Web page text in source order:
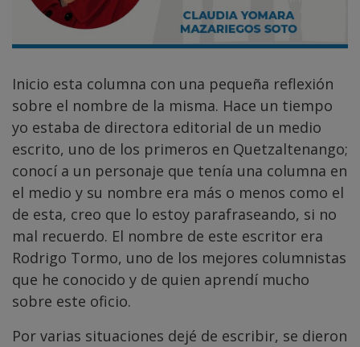
Inicio esta columna con una pequeña reflexión
sobre el nombre de la misma. Hace un tiempo
yo estaba de directora editorial de un medio
escrito, uno de los primeros en Quetzaltenango;
conocí a un personaje que tenía una columna en
el medio y su nombre era más o menos como el
de esta, creo que lo estoy parafraseando, si no
mal recuerdo. El nombre de este escritor era
Rodrigo Tormo, uno de los mejores columnistas
que he conocido y de quien aprendí mucho
sobre este oficio.
Por varias situaciones dejé de escribir, se dieron